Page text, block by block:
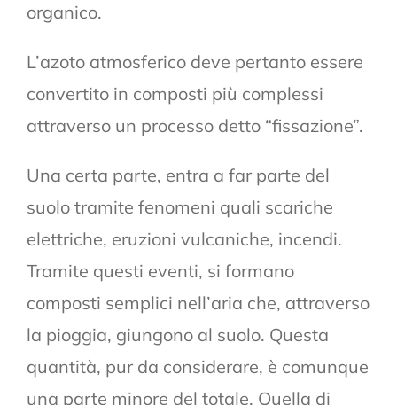
organico.
L’azoto atmosferico deve pertanto essere
convertito in composti più complessi
attraverso un processo detto “fissazione”.
Una certa parte, entra a far parte del
suolo tramite fenomeni quali scariche
elettriche, eruzioni vulcaniche, incendi.
Tramite questi eventi, si formano
composti semplici nell’aria che, attraverso
la pioggia, giungono al suolo. Questa
quantità, pur da considerare, è comunque
una parte minore del totale. Quella di